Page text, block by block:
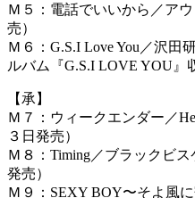
Ｍ５：電話でいいから／ア
売）
Ｍ６：G.S.I Love You／沢田
ルバム『G.S.I LOVE YOU』
【承】
Ｍ７：ウィークエンダー／
３日発売）
Ｍ８：Timing／ブラックビ
発売）
Ｍ９：SEXY BOY〜そよ風